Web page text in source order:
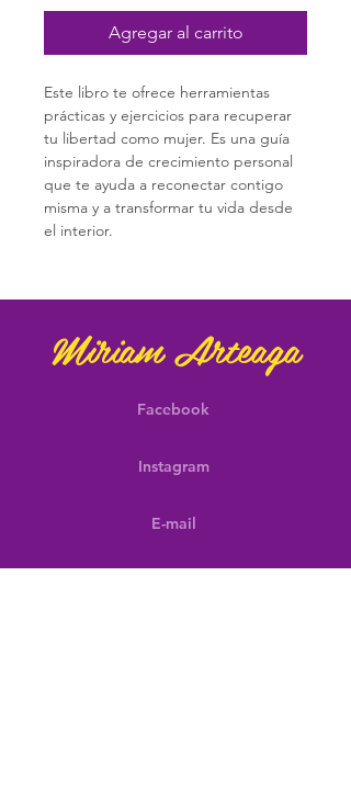
Agregar al carrito
Este libro te ofrece herramientas
prácticas y ejercicios para recuperar
tu libertad como mujer. Es una guía
inspiradora de crecimiento personal
que te ayuda a reconectar contigo
misma y a transformar tu vida desde
el interior.
Miriam Arteaga
Facebook
Instagram
E-mail